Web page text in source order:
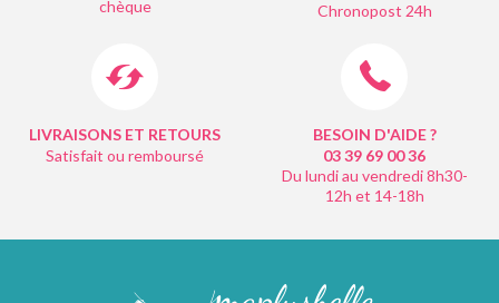
chèque
Chronopost 24h
LIVRAISONS ET RETOURS
Satisfait ou remboursé
BESOIN D'AIDE ?
03 39 69 0036
Du lundi au vendredi 8h30-
12h et 14-18h